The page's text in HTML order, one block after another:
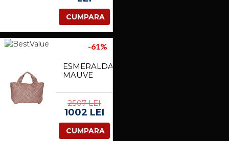
CUMPARA
-61%
ESMERALDA
MAUVE
2507 LEI
1002 LEI
CUMPARA